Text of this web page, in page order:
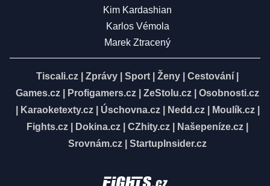
Kim Kardashian
Karlos Vémola
Marek Ztracený
Tiscali.cz Zprávy Sport Ženy Cestování
Games.cz
Profigamers.cz ZeStolu.cz
Osobnosti.cz
Karaoketexty.cz| Úschovna.cz| Nedd.cz| Moulík.cz|
Fights.cz
Dokina.cz CZhity.cz Našepeníze.cz
Srovnám.cz
StartupInsider.cz